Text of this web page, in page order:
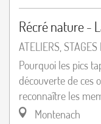
Récré nature -
ATELIERS, STAGES
Pourquoi les pics
découverte de ces
reconnaître les
Montenach